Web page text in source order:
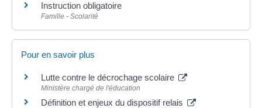
Instruction obligatoire
Famille - Scolarité
Pour en savoir plus
Lutte contre le décrochage scolaire
Ministère chargé de l'éducation
Définition et enjeux du dispositif relais